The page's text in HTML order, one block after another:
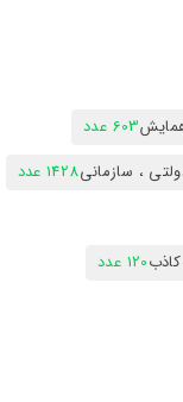
603 عدد
، سازمانی1428 عدد
120 عدد